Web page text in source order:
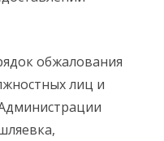
обжалования
лиц и